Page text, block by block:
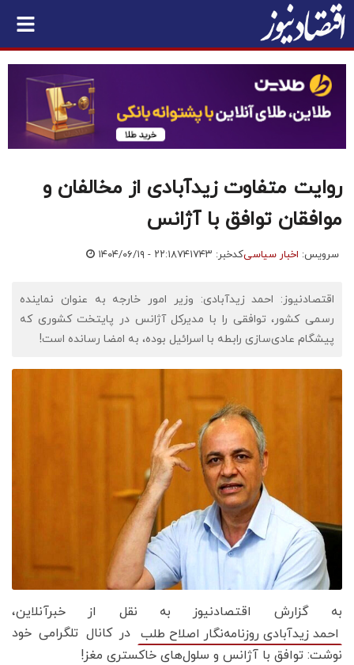
روایت متفاوت زیدآبادی از مخالفان و
موافقان توافق با آژانس
سرویس: اخبار سیاسیکدخبر: ۷۴۱۷۴۳ ۱۴۰۴/۰۶/۱۹ - ۲۲:۱۸
اقتصادنیوز: احمد زیدآبادی: وزیر امور خارجه به عنوان نماینده
رسمی کشور، توافقی را با مدیرکل آژانس در پایتخت کشوری که
پیشگام عادی‌سازی رابطه با اسرائیل بوده، به امضا رسانده است!
به گزارش اقتصادنیوز به نقل از خبرآنلاین،
احمد زیدآبادی روزنامه‌نگار اصلاح طلب در کانال تلگرامی خود
نوشت: توافق با آژانس و سلول‌های خاکستری مغز!